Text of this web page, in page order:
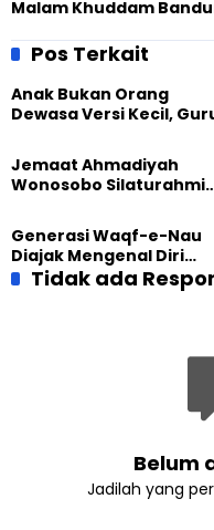
Malam Khuddam
Pos Terkait
Anak Bukan Orang
Dewasa Versi Kecil,
Pendidikan BERLIAN
Jemaat Ahmadiyah
Wonosobo Silaturahmi
GPdI Eben Haezer
Generasi Waqf-e-Nau
Diajak Mengenal Diri
Sebelum Mengubah
Tidak ada
Belum
Jadilah yang